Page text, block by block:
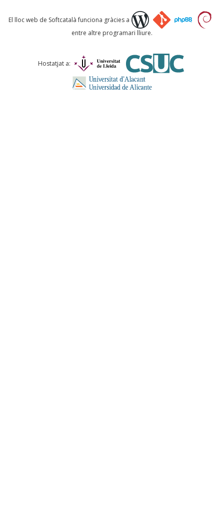
Què proposeu?
Comentari *
El lloc web de Softcatalà funciona gràcies a
entre altre programari lliure.
Hostatjat a: